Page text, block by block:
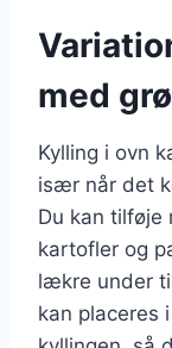
med
Kylling i ovn
især når det
Du kan tilføje
kartofler og
lækre under
kan placeres